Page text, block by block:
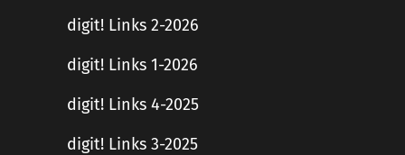
digit! Links 2-2026
digit! Links 1-2026
digit! Links 4-2025
digit! Links 3-2025